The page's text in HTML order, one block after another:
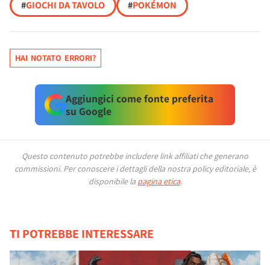
#GIOCHI DA TAVOLO #POKÉMON
HAI NOTATO ERRORI?
Aggiungici come fonte preferita
su Google
Questo contenuto potrebbe includere link affiliati che generano
commissioni. Per conoscere i dettagli della nostra policy editoriale, è
disponibile la pagina etica.
TI POTREBBE INTERESSARE